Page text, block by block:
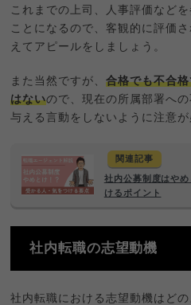
これまでの上司、人事評価など
ことになるので、客観的に評価
えてアピールをしましょう。
また当然ですが、合格でも不合
はないので、現在の所属部署へ
与える言動をしないように注意が
関連記事
社内公募制度はや
けるポイント
社内転職の志望動機
社内転職における志望動機はど